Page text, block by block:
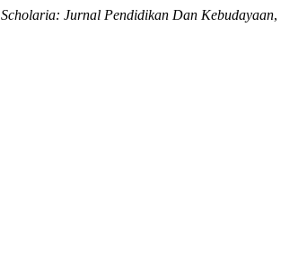
Scholaria: Jurnal Pendidikan Dan Kebudayaan,